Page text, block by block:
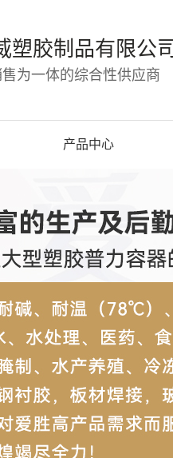
塑胶制品有限公司
为一体的综合性供应商
产品中心